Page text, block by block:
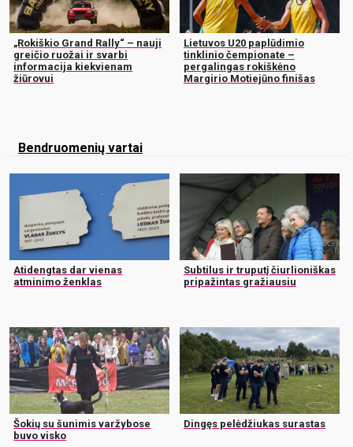
„Rokiškio Grand Rally“ – nauji
greičio ruožai ir svarbi
informacija kiekvienam
žiūrovui
Lietuvos U20 paplūdimio
tinklinio čempionate –
pergalingas rokiškėno
Margirio Motiejūno finišas
Bendruomenių vartai
Atidengtas dar vienas
atminimo ženklas
Subtilus ir truputį čiurlioniškas
pripažintas gražiausiu
Šokių su šunimis varžybose
buvo visko
Dingęs pelėdžiukas surastas